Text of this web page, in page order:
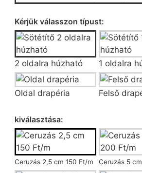
Kérjük válasszon típust:
2 oldalra húzható 1 oldalra
Oldal drapéria
Felső
kiválasztása:
Ceruzás 2,5 cm 150 Ft/m Ceruzás 5